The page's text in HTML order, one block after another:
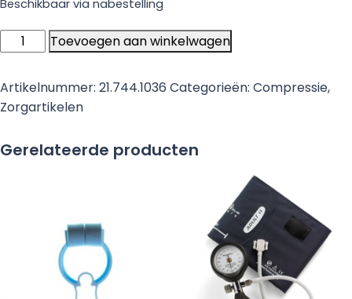
Beschikbaar via nabestelling
Mediven
Thrombexin
Onderbeenkous
Wit
S
Toevoegen aan winkelwagen
Artikelnummer: 21.744.1036 Categorieën: Compressie,
Zorgartikelen
Gerelateerde producten